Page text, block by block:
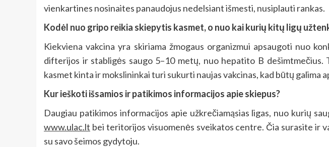
vienkartines nosinaites panaudojus nedelsiant išmesti, nusiplauti rankas.
Kodėl nuo gripo reikia skiepytis kasmet, o nuo kai kurių kitų ligų
Kiekviena vakcina yra skiriama žmogaus organizmui apsaugoti nuo
difterijos ir stabligės saugo 5–10 metų, nuo hepatito B
kasmet kinta ir mokslininkai turi sukurti naujas vakcinas, kad būtų galima
Kur ieškoti išsamios ir patikimos informacijos apie skiepus?
Daugiau patikimos informacijos apie užkrečiamąsias ligas, nuo kurių
www.ulac.lt bei teritorijos visuomenės sveikatos centre. Čia surasite ir
su savo šeimos gydytoju.